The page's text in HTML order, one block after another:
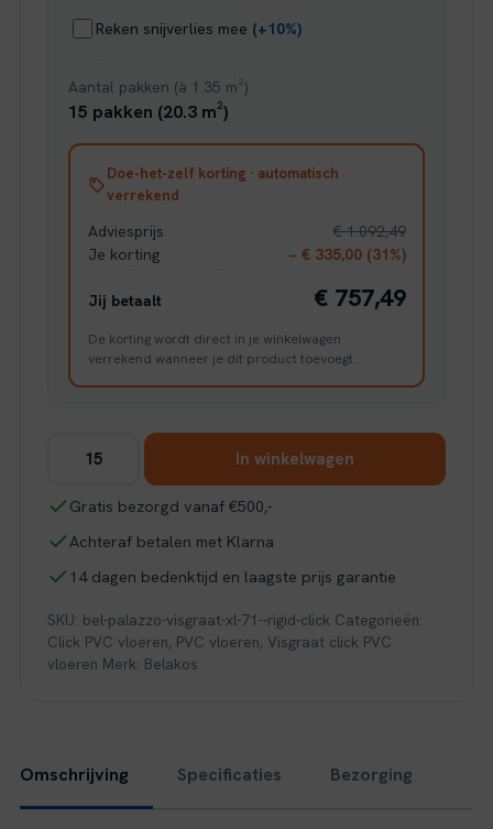
Reken snijverlies mee (+10%)
Aantal pakken (à 1.35 m²)
15 pakken (20.3 m²)
Doe-het-zelf korting · automatisch
verrekend
Adviesprijs
€ 1.092,49
Je korting
− € 335,00 (31%)
Jij betaalt € 757,49
De korting wordt direct in je winkelwagen
verrekend wanneer je dit product toevoegt.
Palazzo
visgraat
71
|
Click
aantal
In winkelwagen
Gratis bezorgd vanaf €500,-
Achteraf betalen met Klarna
14 dagen bedenktijd en laagste prijs garantie
SKU: bel-palazzo-visgraat-xl-71--rigid-click Categorieën:
Click PVC vloeren, PVC vloeren, Visgraat click PVC
vloeren Merk: Belakos
Omschrijving Specificaties Bezorging